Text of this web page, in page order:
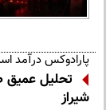
پارادوکس درآمد
تحلیل عمیق
شیراز